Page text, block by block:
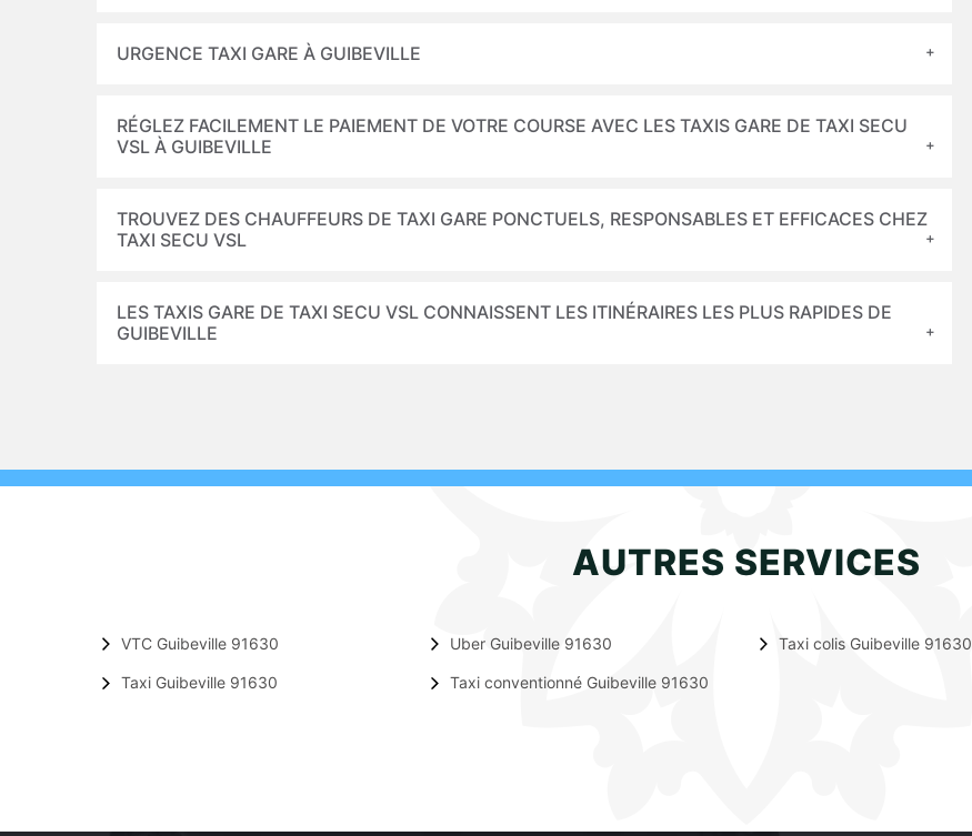
URGENCE TAXI GARE À GUIBEVILLE
RÉGLEZ FACILEMENT LE PAIEMENT DE VOTRE COURSE AVEC LES TAXIS GARE DE TAXI SECU
VSL À GUIBEVILLE
TROUVEZ DES CHAUFFEURS DE TAXI GARE PONCTUELS, RESPONSABLES ET EFFICACES CHEZ
TAXI SECU VSL
LES TAXIS GARE DE TAXI SECU VSL CONNAISSENT LES ITINÉRAIRES LES PLUS RAPIDES DE
GUIBEVILLE
AUTRES SERVICES
VTC Guibeville 91630
Taxi Guibeville 91630
Uber Guibeville 91630
Taxi conventionné Guibeville 91630
Taxi colis Guibeville 91630